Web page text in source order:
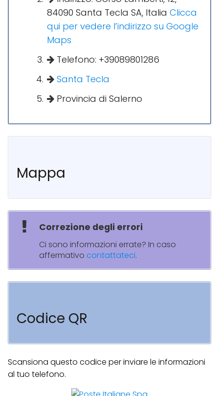
84090 Santa Tecla SA, Italia Clicca
qui per vedere l’indirizzo su Google
Maps
Telefono: +39089801286
Santa Tecla
Provincia di Salerno
Mappa
Correzione degli errori
Ci sono informazioni errate? In caso
affermativo contattateci.
Codice QR
Scansiona questo codice per inviare le informazioni
al tuo telefono.